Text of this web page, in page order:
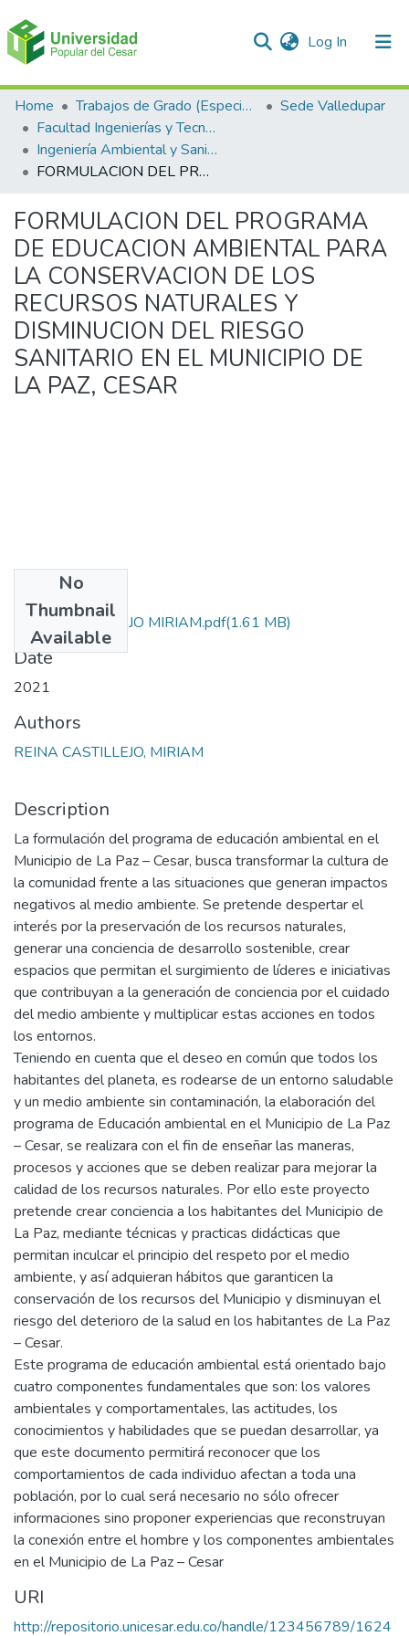
Log In (current)
Communities & Collections
All of DSpace
Statistics
Home Trabajos de Grado (Especializaciones y Pregrados)
Sede Valledupar
Facultad Ingenierías y Tecnologías
Ingeniería Ambiental y Sanitaria.
FORMULACION DEL PROGRAMA DE EDUCACION AMBIENTAL PARA LA CONSERVACION DE LOS RECURSOS NATURALES Y DISMINUCION DEL RIESGO SANITARIO EN EL MUNICIPIO DE LA PAZ, CESAR
FORMULACION DEL PROGRAMA
DE EDUCACION AMBIENTAL PARA
LA CONSERVACION DE LOS
RECURSOS NATURALES Y
DISMINUCION DEL RIESGO
SANITARIO EN EL MUNICIPIO DE
LA PAZ, CESAR
No
Thumbnail
Available
REINA CASTILLEJO MIRIAM.pdf(1.61 MB)
Date
2021
Authors
REINA CASTILLEJO, MIRIAM
Description
La formulación del programa de educación ambiental en el
Municipio de La Paz – Cesar, busca transformar la cultura de
la comunidad frente a las situaciones que generan impactos
negativos al medio ambiente. Se pretende despertar el
interés por la preservación de los recursos naturales,
generar una conciencia de desarrollo sostenible, crear
espacios que permitan el surgimiento de líderes e iniciativas
que contribuyan a la generación de conciencia por el cuidado
del medio ambiente y multiplicar estas acciones en todos
los entornos.
Teniendo en cuenta que el deseo en común que todos los
habitantes del planeta, es rodearse de un entorno saludable
y un medio ambiente sin contaminación, la elaboración del
programa de Educación ambiental en el Municipio de La Paz
– Cesar, se realizara con el fin de enseñar las maneras,
procesos y acciones que se deben realizar para mejorar la
calidad de los recursos naturales. Por ello este proyecto
pretende crear conciencia a los habitantes del Municipio de
La Paz, mediante técnicas y practicas didácticas que
permitan inculcar el principio del respeto por el medio
ambiente, y así adquieran hábitos que garanticen la
conservación de los recursos del Municipio y disminuyan el
riesgo del deterioro de la salud en los habitantes de La Paz
– Cesar.
Este programa de educación ambiental está orientado bajo
cuatro componentes fundamentales que son: los valores
ambientales y comportamentales, las actitudes, los
conocimientos y habilidades que se puedan desarrollar, ya
que este documento permitirá reconocer que los
comportamientos de cada individuo afectan a toda una
población, por lo cual será necesario no sólo ofrecer
informaciones sino proponer experiencias que reconstruyan
la conexión entre el hombre y los componentes ambientales
en el Municipio de La Paz – Cesar
URI
http://repositorio.unicesar.edu.co/handle/123456789/1624